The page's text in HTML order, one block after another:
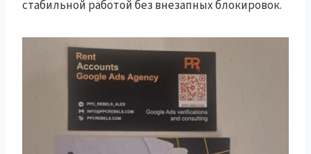
стабильной работой без внезапных блокировок.